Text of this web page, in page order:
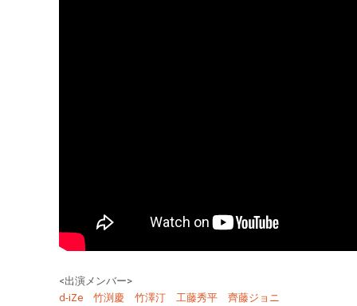
<出演メンバー>
d-iZe
竹渕慶 竹澤汀 工藤秀平
齊藤ジョニ